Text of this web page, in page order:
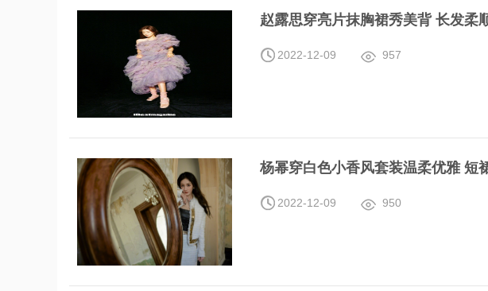
赵露思穿亮片抹胸裙秀美背 长发柔
2022-12-09 957
杨幂穿白色小香风套装温柔优雅 短
2022-12-09 950